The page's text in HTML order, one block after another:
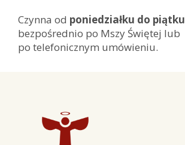
Czynna od poniedziałku do piątku
bezpośrednio po Mszy Świętej lub
po telefonicznym umówieniu.